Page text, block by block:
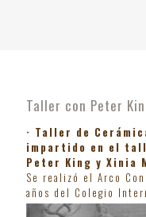
Taller con Peter
· Taller de
impartido en el
Peter King y Xinia
Se realizó el Arco
años del Colegio
· 2009 ·